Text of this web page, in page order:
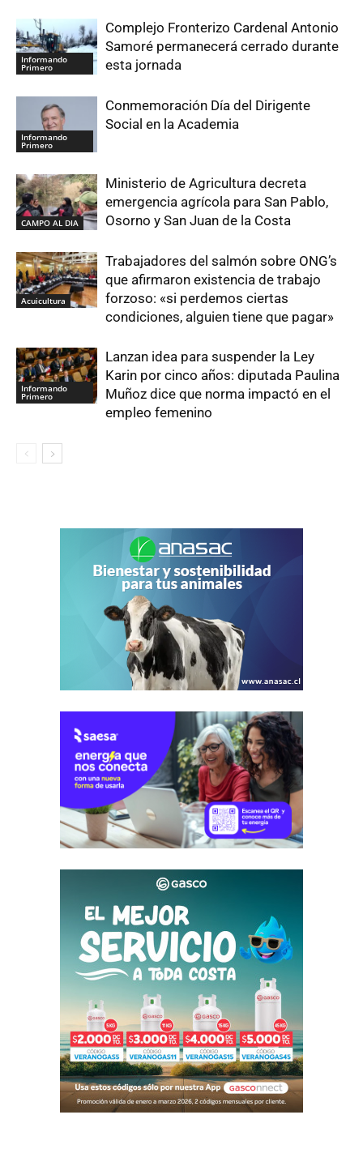
Informando
Primero
Complejo Fronterizo Cardenal Antonio
Samoré permanecerá cerrado durante
esta jornada
Informando
Primero
Conmemoración Día del Dirigente
Social en la Academia
CAMPO AL DIA
Ministerio de Agricultura decreta
emergencia agrícola para San Pablo,
Osorno y San Juan de la Costa
Acuicultura
Trabajadores del salmón sobre ONG’s
que afirmaron existencia de trabajo
forzoso: «si perdemos ciertas
condiciones, alguien tiene que pagar»
Informando
Primero
Lanzan idea para suspender la Ley
Karin por cinco años: diputada Paulina
Muñoz dice que norma impactó en el
empleo femenino